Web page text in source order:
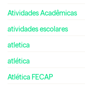
Atividades Acadêmicas
atividades escolares
atletica
atlética
Atlética FECAP